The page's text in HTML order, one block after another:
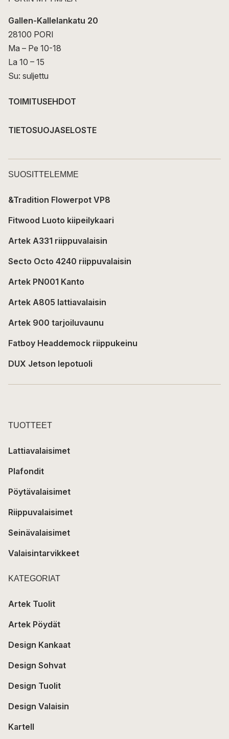
Gallen-Kallelankatu 20
28100 PORI
Ma – Pe 10-18
La 10 – 15
Su: suljettu
TOIMITUSEHDOT
TIETOSUOJASELOSTE
SUOSITTELEMME
&Tradition Flowerpot VP8
Fitwood Luoto kiipeilykaari
Artek A331 riippuvalaisin
Secto Octo 4240 riippuvalaisin
Artek PN001 Kanto
Artek A805 lattiavalaisin
Artek 900 tarjoiluvaunu
Fatboy Headdemock riippukeinu
DUX Jetson lepotuoli
TUOTTEET
Lattiavalaisimet
Plafondit
Pöytävalaisimet
Riippuvalaisimet
Seinävalaisimet
Valaisintarvikkeet
KATEGORIAT
Artek Tuolit
Artek Pöydät
Design Kankaat
Design Sohvat
Design Tuolit
Design Valaisin
Kartell